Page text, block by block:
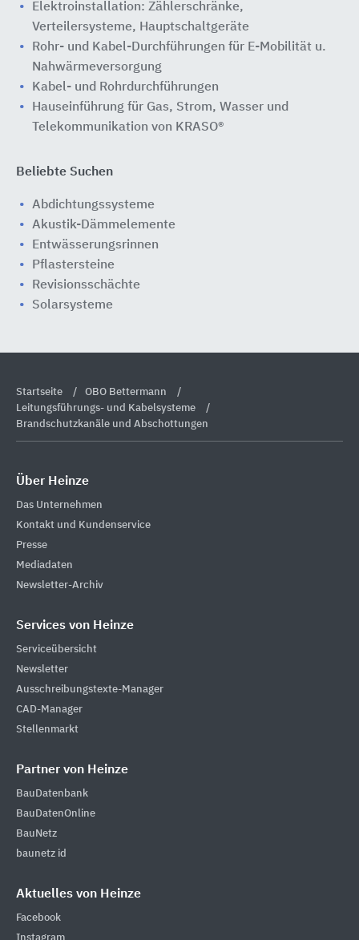
Elektroinstallation: Zählerschränke,
Verteilersysteme, Hauptschaltgeräte
Rohr- und Kabel-Durchführungen für E-Mobilität u.
Nahwärmeversorgung
Kabel- und Rohrdurchführungen
Hauseinführung für Gas, Strom, Wasser und
Telekommunikation von KRASO®
Beliebte Suchen
Abdichtungssysteme
Akustik-Dämmelemente
Entwässerungsrinnen
Pflastersteine
Revisionsschächte
Solarsysteme
Startseite
OBO Bettermann
Leitungsführungs- und Kabelsysteme
Brandschutzkanäle und Abschottungen
Über Heinze
Das Unternehmen
Kontakt und Kundenservice
Presse
Mediadaten
Newsletter-Archiv
Services von Heinze
Serviceübersicht
Newsletter
Ausschreibungstexte-Manager
CAD-Manager
Stellenmarkt
Partner von Heinze
BauDatenbank
BauDatenOnline
BauNetz
baunetz id
Aktuelles von Heinze
Facebook
Instagram